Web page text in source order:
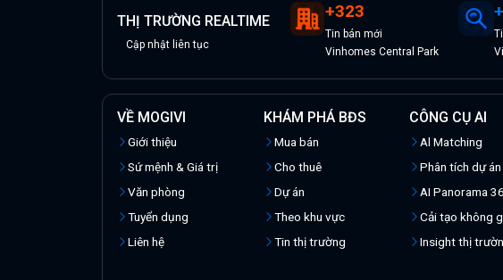
THỊ TRƯỜNG REALTIME
Cập nhật liên tục
+323
Tin bán mới
Vinhomes Central Park
+
VỀ MOGIVI
Giới thiệu
Sứ mệnh & Giá trị
Văn phòng
Tuyển dụng
Liên hệ
KHÁM PHÁ BĐS
Mua bán
Cho thuê
Dự án
Theo khu vực
Tin thị trường
CÔNG CỤ AI
Al Matching
Phân tích dự án
AI Panorama
Cải tạo không
Insight thị